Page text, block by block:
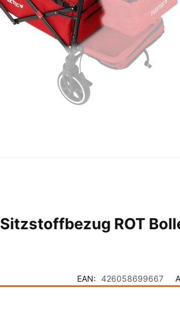
Sitzstoffbezug ROT
EAN: 426058699667